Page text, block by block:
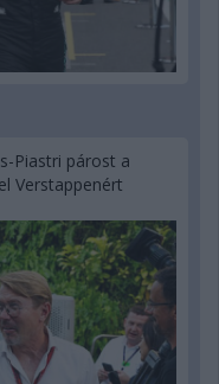
Piastri párost a
Verstappenért